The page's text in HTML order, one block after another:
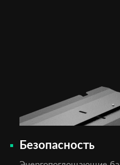
Безопасность